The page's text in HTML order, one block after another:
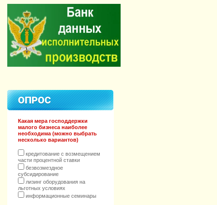
ОПРОС
Какая мера господдержки
малого бизнеса наиболее
необходима (можно выбрать
несколько вариантов)
кредитование с возмещением
части процентной ставки
безвозмездное
субсидирование
лизинг оборудования на
льготных условиях
информационные семинары